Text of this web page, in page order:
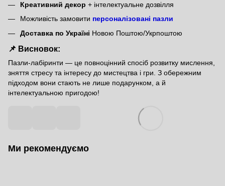
Креативний декор + інтелектуальне дозвілля
Можливість замовити персоналізовані пазли
Доставка по Україні Новою Поштою/Укрпоштою
📌 Висновок:
Пазли-лабіринти — це повноцінний спосіб розвитку мислення,
зняття стресу та інтересу до мистецтва і гри. З обережним
підходом вони стають не лише подарунком, а й
інтелектуальною пригодою!
Ми рекомендуємо